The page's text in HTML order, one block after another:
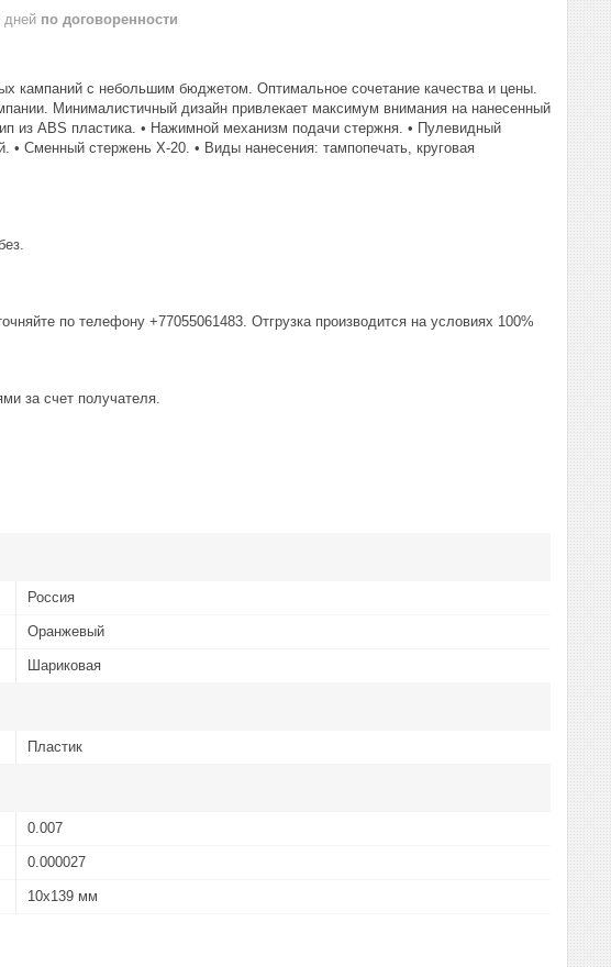
дней по договоренности
кампаний с небольшим бюджетом. Оптимальное сочетание качества и цены.
Минималистичный дизайн привлекает максимум внимания на нанесенный
из ABS пластика. • Нажимной механизм подачи стержня. • Пулевидный
Сменный стержень X-20. • Виды нанесения: тампопечать, круговая
по телефону +77055061483. Отгрузка производится на условиях 100%
за счет получателя.
Россия
Оранжевый
Шариковая
Пластик
0.007
0.000027
10х139 мм